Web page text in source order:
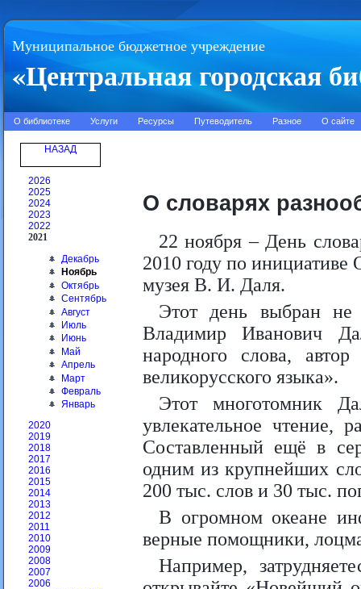
Муниципальное бюджетное учреждение
«Центральная городская
О библиотеке Услуги Ресурсы Путеводитель Разное О сайте
НАЗАД
2026
2025
2024
2023
2022
2021
Декабрь
Ноябрь
Октябрь
Сентябрь
Август
Июль
Июнь
Май
Апрель
Март
Февраль
Январь
2020
2019
2018
2017
2016
2015
2014
2013
2012
2011
2010
2009
2008
2007
2006
О словарях
22 ноября – День
2010 году по инициативе
музея В. И. Даля.
Этот день выбран не
Владимир Иванович
народного слова,
великорусского языка».
Этот многотомник
увлекательное чтение,
Составленный ещё в
одним из крупнейших
200 тыс. слов и 30 тыс.
В огромном океане
верные помощники,
Например,